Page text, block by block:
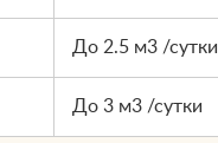
До 2.5 м3 /сутки
До 3 м3 /сутки